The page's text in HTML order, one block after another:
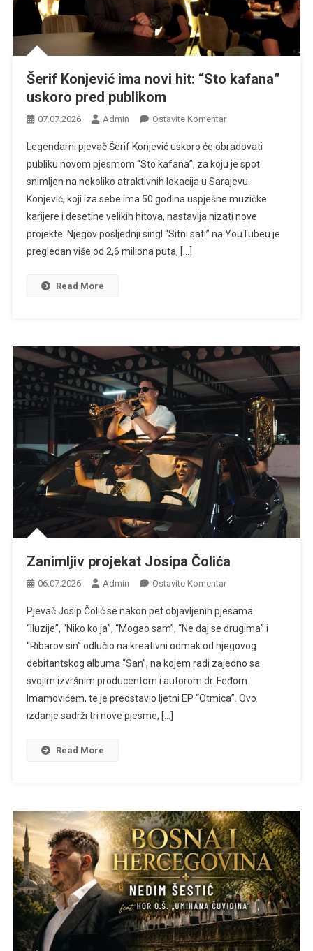
Šerif Konjević ima novi hit: “Sto kafana”
uskoro pred publikom
07.07.2026 Admin Ostavite KomentarNa
Konjević
Ima
Novi
Hit:
“Sto
Kafana”
Legendarni pjevač Šerif Konjević uskoro će obradovati
publiku novom pjesmom “Sto kafana”, za koju je spot
snimljen na nekoliko atraktivnih lokacija u Sarajevu.
Konjević, koji iza sebe ima 50 godina uspješne muzičke
karijere i desetine velikih hitova, nastavlja nizati nove
projekte. Njegov posljednji singl “Sitni sati” na YouTubeu je
pregledan više od 2,6 miliona puta, […]
Read More
Zanimljiv projekat Josipa Čolića
06.07.2026 Admin Ostavite KomentarNa
Projekat
Josipa
Čolića
Pjevač Josip Čolić se nakon pet objavljenih pjesama
“Iluzije”, “Niko ko ja”, “Mogao sam”, “Ne daj se drugima” i
“Ribarov sin” odlučio na kreativni odmak od njegovog
debitantskog albuma “San”, na kojem radi zajedno sa
svojim izvršnim producentom i autorom dr. Feđom
Imamovićem, te je predstavio ljetni EP “Otmica”. Ovo
izdanje sadrži tri nove pjesme, […]
Read More